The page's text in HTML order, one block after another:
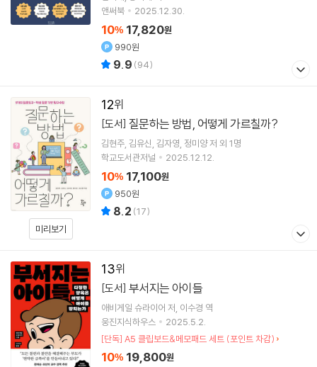
앤써북
2025.12.30.
10% 17,820원
990원
9.9 (94)
12
미리보기
[도서] 질문하는 방법, 어떻게 가르칠까?
김현주 김유신 김자영 정미양저 외 1명
학교도서관저널
2025.12.12.
10% 17,100원
950원
8.2 (17)
13
[도서] 부서지는 아이들
애비게일 슈라이어 저 이수경 역
웅진지식하우스
2025.5.2.
[단독] A5 클립보드&메모패드 세트 (포인트 차감)
10% 19,800원